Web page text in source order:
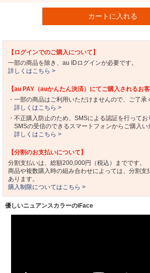
カートに入れる
【ログインでのご購入について】
一部の商品を除き、au IDログインが必要です。
詳しくはこちら >
【au PAY（auかんたん決済）にてご購入されるお客
・一部の商品はご利用いただけませんので、ご了承
詳しくはこちら >
・不正購入防止のため、SMSによる認証を行ってお
SMSの受信のできるスマートフォンからご購入い
詳しくはこちら >
【分割のお支払いについて】
分割支払いは、総額200,000円（税込）までです。
商品や複数購入時の組み合わせによっては、分割支
あります。
購入制限についてはこちら >
優しいニュアンスカラーのiFace